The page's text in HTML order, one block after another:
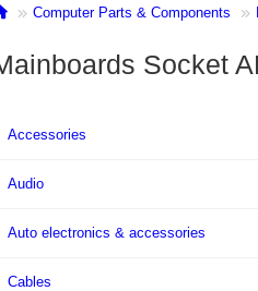
Computer Parts & Components
Socket
Accessories
Audio
Auto electronics & accessories
Cables